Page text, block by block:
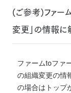
(ご参考)ファー
変更」の情報に
ファームtoファ
の組織変更の情
の場合はトップ